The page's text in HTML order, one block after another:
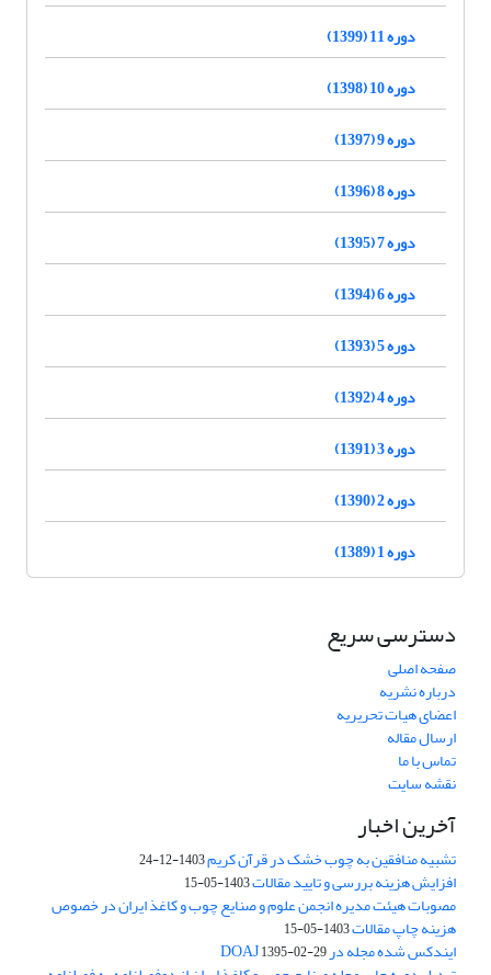
دوره 11 (1399)
دوره 10 (1398)
دوره 9 (1397)
دوره 8 (1396)
دوره 7 (1395)
دوره 6 (1394)
دوره 5 (1393)
دوره 4 (1392)
دوره 3 (1391)
دوره 2 (1390)
دوره 1 (1389)
دسترسی سریع
صفحه اصلی
درباره نشریه
اعضای هیات تحریریه
ارسال مقاله
تماس با ما
نقشه سایت
آخرین اخبار
تشبیه منافقین به چوب خشک در قرآن کریم1403-12-24
افزایش هزینه بررسی و تایید مقالات1403-05-15
مصوبات هیئت مدیره انجمن علوم و صنایع چوب و کاغذ ایران در خصوص
هزینه چاپ مقالات1403-05-15
ایندکس شده مجله در DOAJ1395-02-29